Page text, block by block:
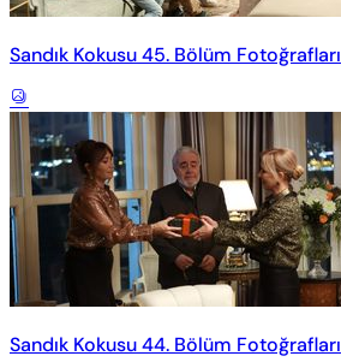
Sandık Kokusu 45. Bölüm Fotoğrafları
Sandık Kokusu 44. Bölüm Fotoğrafları